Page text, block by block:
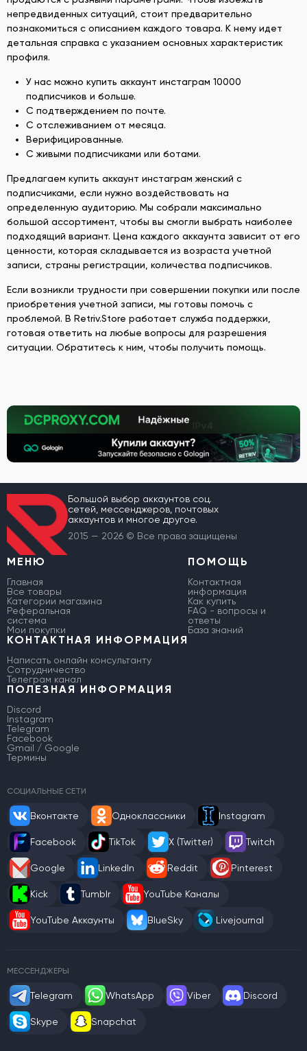
непредвиденных ситуаций, стоит предварительно
познакомиться с описанием каждого товара. К нему идет
детальная справка с указанием основных характеристик
профиля.
У нас можно купить аккаунт инстаграм 10000
подписчиков и больше.
С подтверждением по почте.
С отслеживанием от месяца.
Верифицированные.
С живыми подписчиками или ботами.
Предлагаем купить аккаунт инстаграм женский с
подписчиками, если нужно воздействовать на
определенную аудиторию. Мы собрали максимально
большой ассортимент, чтобы вы смогли выбрать наиболее
подходящий вариант. Цена каждого аккаунта зависит от его
ценности, которая складывается из возраста учетной
записи, страны регистрации, количества подписчиков.
Если возникли трудности при совершении покупки или после
приобретения учетной записи, мы готовы помочь с
проблемой. В Retriv.Store работает служба поддержки,
готовая ответить на любые вопросы для разрешения
ситуации. Обратитесь к ним, чтобы получить помощь.
Большой выбор аккаунтов соц.
сетей, мессенджеров, почтовых
аккаунтов и многое другое.
2015 — 2026 © Все права защищены
МЕНЮ
Главная
Все товары
Категории магазина
Реферальная
система
Мои покупки
ПОМОЩЬ
Контактная
информация
Как купить
FAQ - вопросы и
ответы
База знаний
КОНТАКТНАЯ ИНФОРМАЦИЯ
Написать онлайн консультанту
Сотрудничество
Телеграм канал
ПОЛЕЗНАЯ ИНФОРМАЦИЯ
Discord
Instagram
Telegram
Facebook
Gmail / Google
Термины
СОЦИАЛЬНЫЕ СЕТИ
Вконтакте Одноклассники Instagram
Facebook TikTok X (Twitter) Twitch
Google LinkedIn Reddit Pinterest
Kick Tumblr YouTube Каналы
YouTube Аккаунты BlueSky Livejournal
МЕССЕНДЖЕРЫ
Telegram WhatsApp Viber Discord
Skype Snapchat